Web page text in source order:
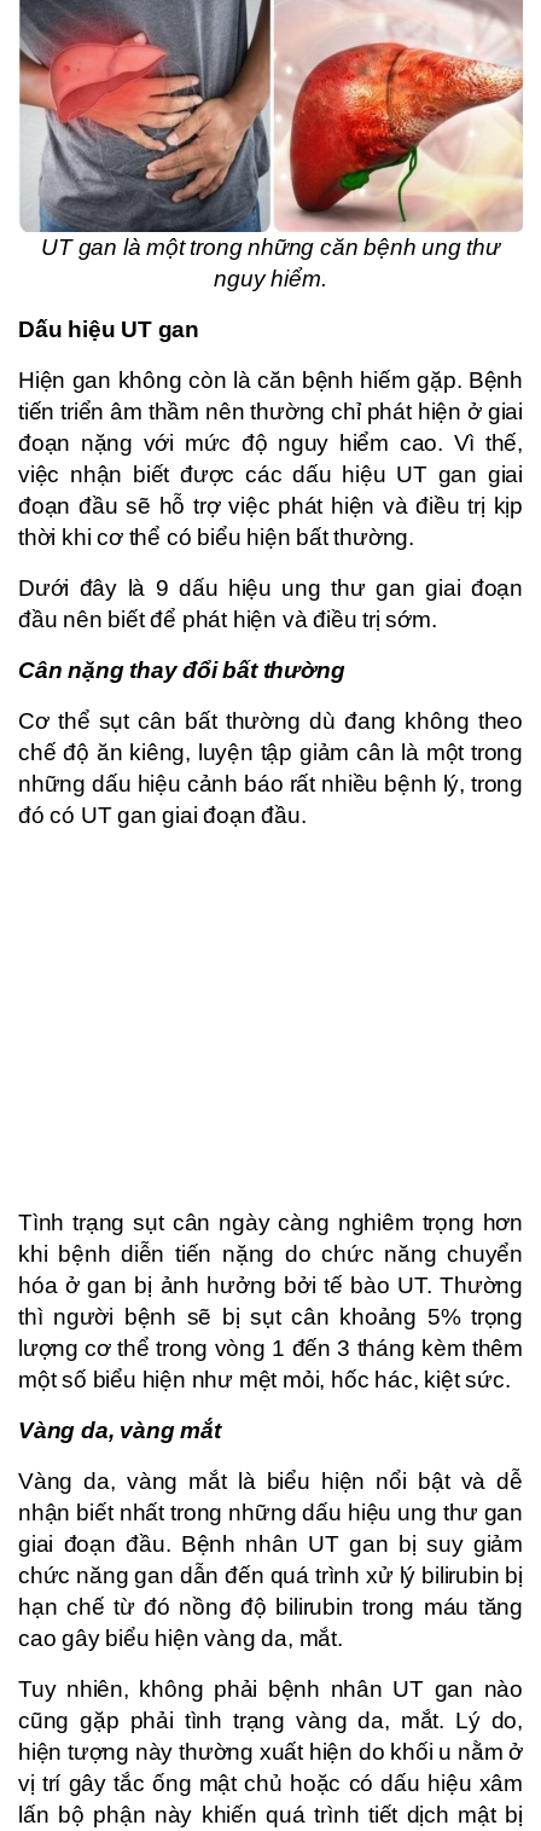
UT gan là một trong những căn bệnh ung thư
nguy hiểm.
Dấu hiệu UT gan
Hiện gan không còn là căn bệnh hiếm gặp. Bệnh
tiến triển âm thầm nên thường chỉ phát hiện ở giai
đoạn nặng với mức độ nguy hiểm cao. Vì thế,
việc nhận biết được các dấu hiệu UT gan giai
đoạn đầu sẽ hỗ trợ việc phát hiện và điều trị kịp
thời khi cơ thể có biểu hiện bất thường.
Dưới đây là 9 dấu hiệu ung thư gan giai đoạn
đầu nên biết để phát hiện và điều trị sớm.
Cân nặng thay đổi bất thường
Cơ thể sụt cân bất thường dù đang không theo
chế độ ăn kiêng, luyện tập giảm cân là một trong
những dấu hiệu cảnh báo rất nhiều bệnh lý, trong
đó có UT gan giai đoạn đầu.
Tình trạng sụt cân ngày càng nghiêm trọng hơn
khi bệnh diễn tiến nặng do chức năng chuyển
hóa ở gan bị ảnh hưởng bởi tế bào UT. Thường
thì người bệnh sẽ bị sụt cân khoảng 5% trọng
lượng cơ thể trong vòng 1 đến 3 tháng kèm thêm
một số biểu hiện như mệt mỏi, hốc hác, kiệt sức.
Vàng da, vàng mắt
Vàng da, vàng mắt là biểu hiện nổi bật và dễ
nhận biết nhất trong những dấu hiệu ung thư gan
giai đoạn đầu. Bệnh nhân UT gan bị suy giảm
chức năng gan dẫn đến quá trình xử lý bilirubin bị
hạn chế từ đó nồng độ bilirubin trong máu tăng
cao gây biểu hiện vàng da, mắt.
Tuy nhiên, không phải bệnh nhân UT gan nào
cũng gặp phải tình trạng vàng da, mắt. Lý do,
hiện tượng này thường xuất hiện do khối u nằm ở
vị trí gây tắc ống mật chủ hoặc có dấu hiệu xâm
lấn bộ phận này khiến quá trình tiết dịch mật bị